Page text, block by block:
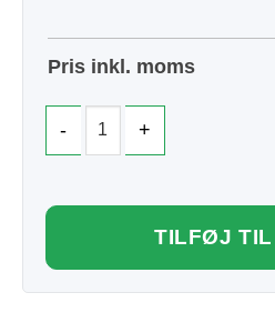
Pris inkl. moms
TILFØJ TIL